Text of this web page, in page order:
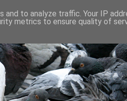
to analyze traffic. Your IP
metrics to ensure quality of